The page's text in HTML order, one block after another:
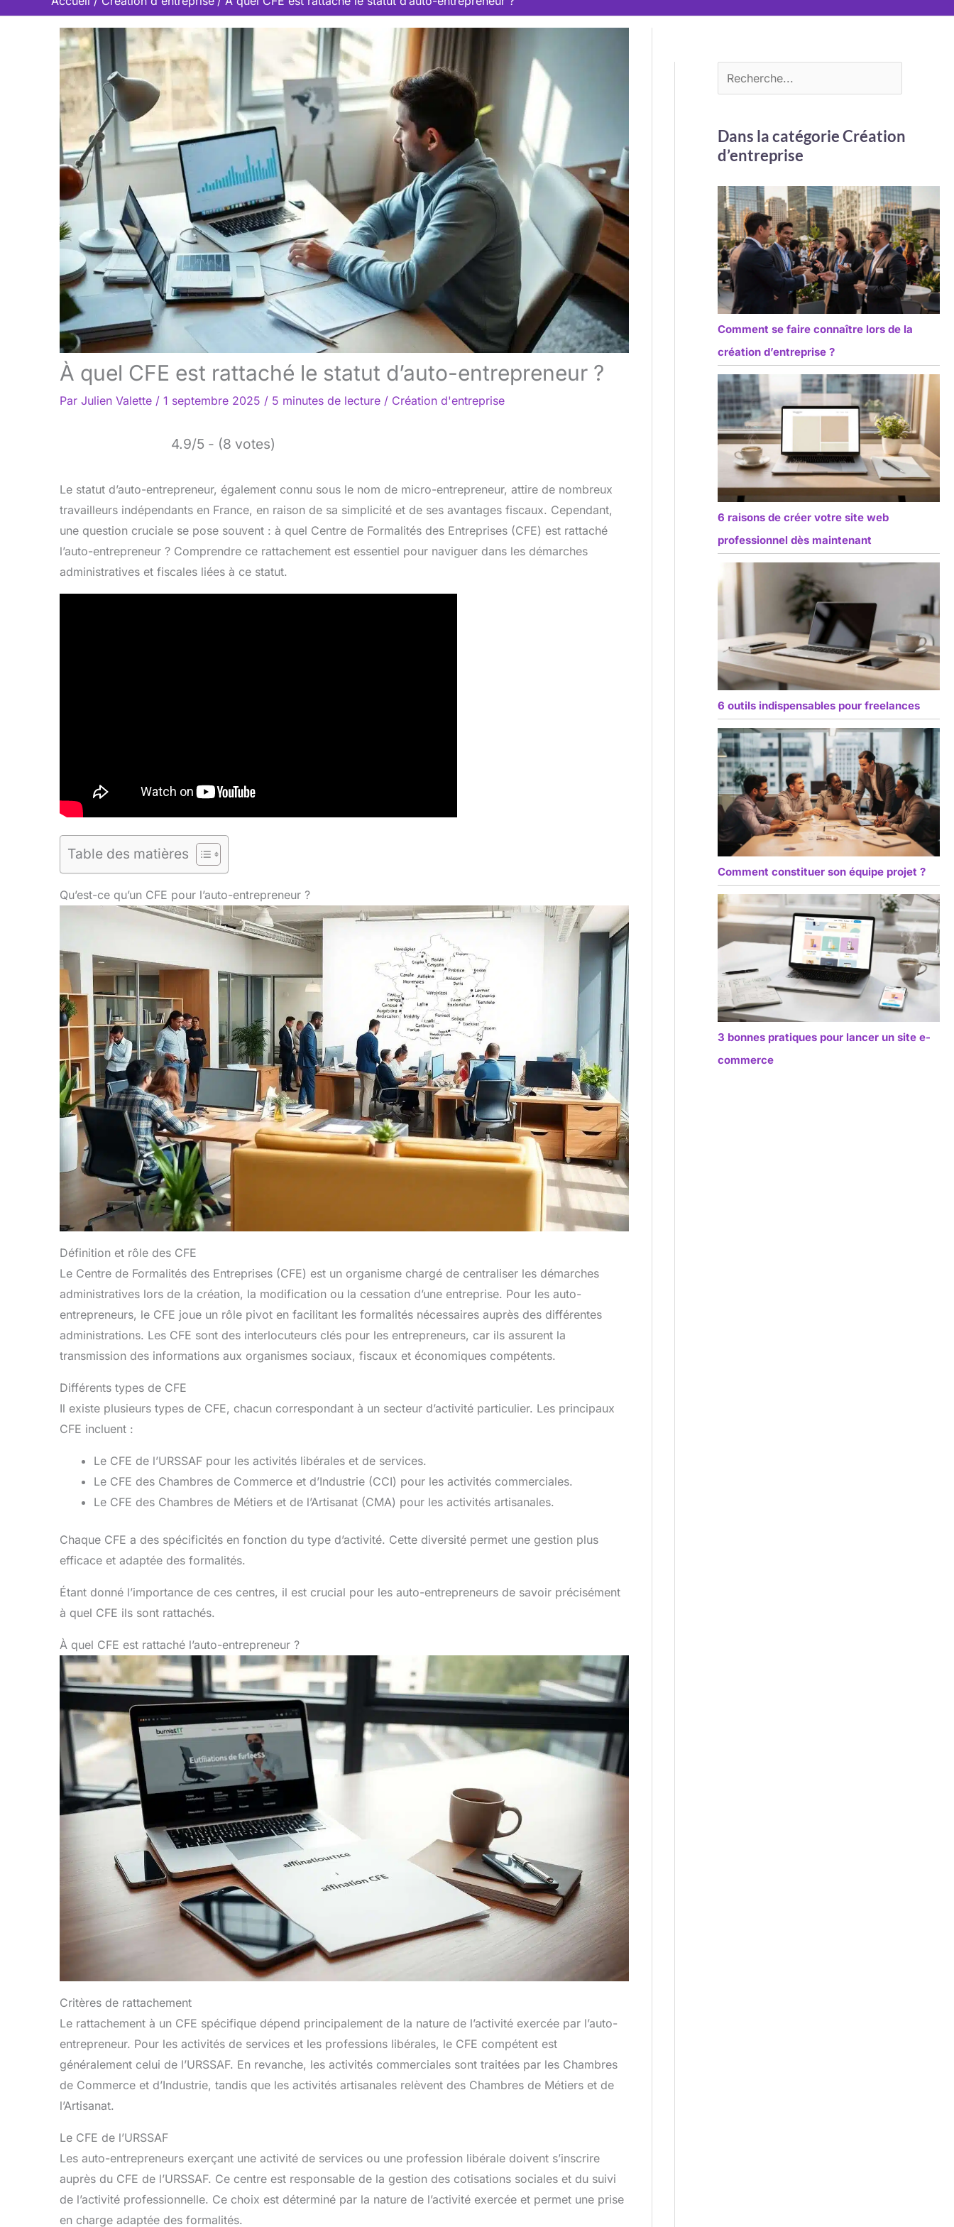
À quel CFE est rattaché le statut d’auto-entrepreneur ?
Par Julien Valette / 1 septembre 2025 / 5 minutes de lecture / Création d'entreprise
4.9/5 - (8 votes)
Le statut d’auto-entrepreneur, également connu sous le nom de micro-entrepreneur, attire de nombreux
travailleurs indépendants en France, en raison de sa simplicité et de ses avantages fiscaux. Cependant,
une question cruciale se pose souvent : à quel Centre de Formalités des Entreprises (CFE) est rattaché
l’auto-entrepreneur ? Comprendre ce rattachement est essentiel pour naviguer dans les démarches
administratives et fiscales liées à ce statut.
Table des matières
Qu’est-ce qu’un CFE pour l’auto-entrepreneur ?
Définition et rôle des CFE
Le Centre de Formalités des Entreprises (CFE) est un organisme chargé de centraliser les démarches
administratives lors de la création, la modification ou la cessation d’une entreprise. Pour les auto-
entrepreneurs, le CFE joue un rôle pivot en facilitant les formalités nécessaires auprès des différentes
administrations. Les CFE sont des interlocuteurs clés pour les entrepreneurs, car ils assurent la
transmission des informations aux organismes sociaux, fiscaux et économiques compétents.
Différents types de CFE
Il existe plusieurs types de CFE, chacun correspondant à un secteur d’activité particulier. Les principaux
CFE incluent :
Le CFE de l’URSSAF pour les activités libérales et de services.
Le CFE des Chambres de Commerce et d’Industrie (CCI) pour les activités commerciales.
Le CFE des Chambres de Métiers et de l’Artisanat (CMA) pour les activités artisanales.
Chaque CFE a des spécificités en fonction du type d’activité. Cette diversité permet une gestion plus
efficace et adaptée des formalités.
Étant donné l’importance de ces centres, il est crucial pour les auto-entrepreneurs de savoir précisément
à quel CFE ils sont rattachés.
À quel CFE est rattaché l’auto-entrepreneur ?
Critères de rattachement
Le rattachement à un CFE spécifique dépend principalement de la nature de l’activité exercée par l’auto-
entrepreneur. Pour les activités de services et les professions libérales, le CFE compétent est
généralement celui de l’URSSAF. En revanche, les activités commerciales sont traitées par les Chambres
de Commerce et d’Industrie, tandis que les activités artisanales relèvent des Chambres de Métiers et de
l’Artisanat.
Le CFE de l’URSSAF
Les auto-entrepreneurs exerçant une activité de services ou une profession libérale doivent s’inscrire
auprès du CFE de l’URSSAF. Ce centre est responsable de la gestion des cotisations sociales et du suivi
de l’activité professionnelle. Ce choix est déterminé par la nature de l’activité exercée et permet une prise
en charge adaptée des formalités.
Dans la catégorie Création
d’entreprise
Comment se faire connaître lors de la
création d’entreprise ?
6 raisons de créer votre site web
professionnel dès maintenant
6 outils indispensables pour freelances
Comment constituer son équipe projet ?
3 bonnes pratiques pour lancer un site e-
commerce